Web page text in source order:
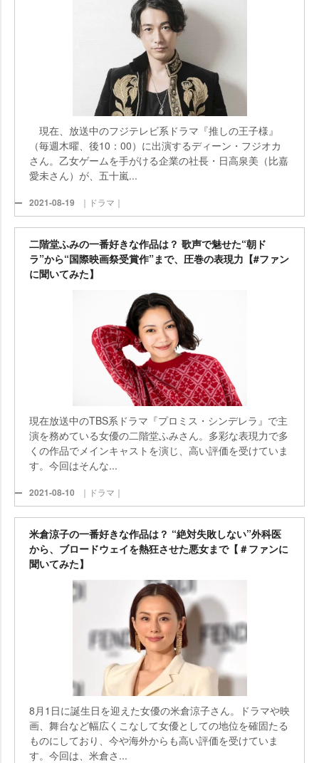
現在、放送中のフジテレビ系ドラマ『推しの王子様』
（毎週木曜、後10：00）に出演するディーン・フジオカ
さん。乙女ゲームを手がける企業の社長・日高泉美（比嘉
愛未さん）が、五十嵐...
2021-08-19 ｜ドラマ｜
二階堂ふみの一番好きな作品は？ 歌声で魅せた“朝ド
ラ”から“国際映画祭受賞作”まで、圧巻の表現力【#ファン
に聞いてみた】
現在放送中のTBS系ドラマ『プロミス・シンデレラ』で主
演を務めている女優の二階堂ふみさん。多彩な表現力で多
くの作品でメインキャストを演じ、高い評価を受けていま
す。今回はそんな...
2021-08-10 ｜ドラマ｜
米倉涼子の一番好きな作品は？ “絶対失敗しない”外科医
から、ブロードウェイを熱狂させた悪女まで【＃ファンに
聞いてみた】
8月1日に誕生日を迎えた女優の米倉涼子さん。ドラマや映
画、舞台など幅広くこなして女優としての地位を確固たる
ものにしており、今や海外からも高い評価を受けていま
す。今回は、米倉さ...